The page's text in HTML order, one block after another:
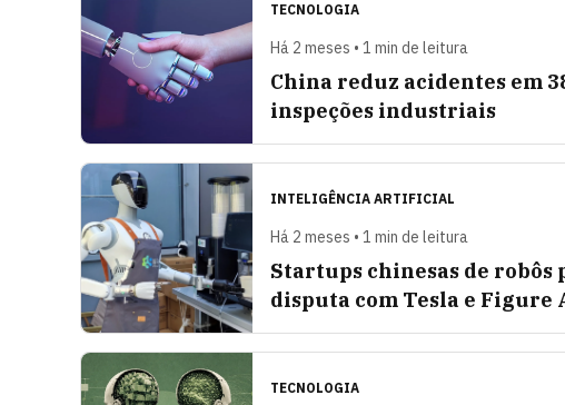
TECNOLOGIA
Há 2 meses • 1 min de leitura
China reduz acidentes em
inspeções industriais
INTELIGÊNCIA ARTIFICIAL
Há 2 meses • 1 min de leitura
Startups chinesas de robôs
disputa com Tesla e Figure
TECNOLOGIA